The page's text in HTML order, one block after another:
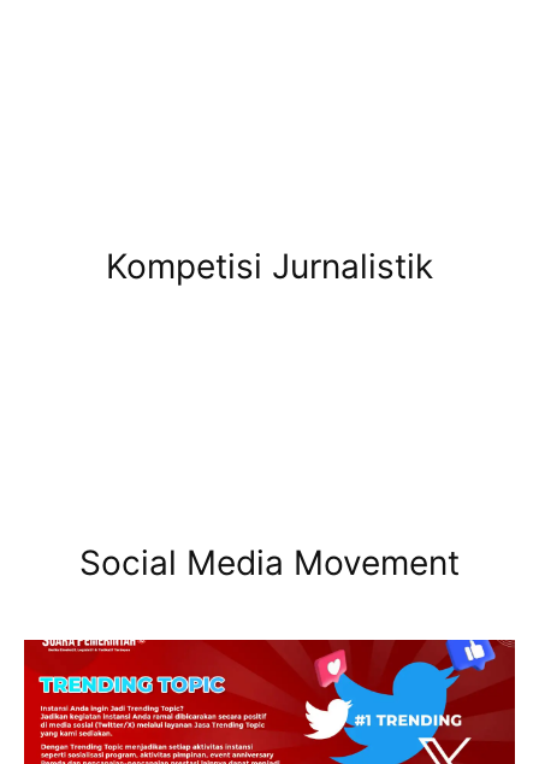
Kompetisi Jurnalistik
Social Media Movement